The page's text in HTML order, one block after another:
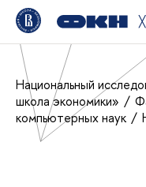
╳
Национальный
школа экономики»
компьютерных наук